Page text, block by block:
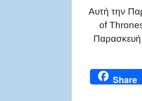
Αυτή την
of
Share